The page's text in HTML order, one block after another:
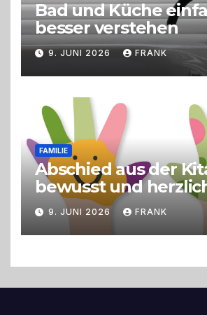
Bad und Küche
besser verstehen
9. JUNI 2026 FRANK
FAMILIE
Abschied aus der
bewusst und
gestalten
9. JUNI 2026 FRANK